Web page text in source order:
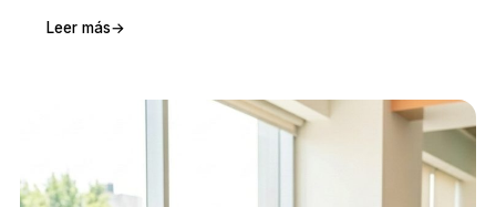
Leer más→